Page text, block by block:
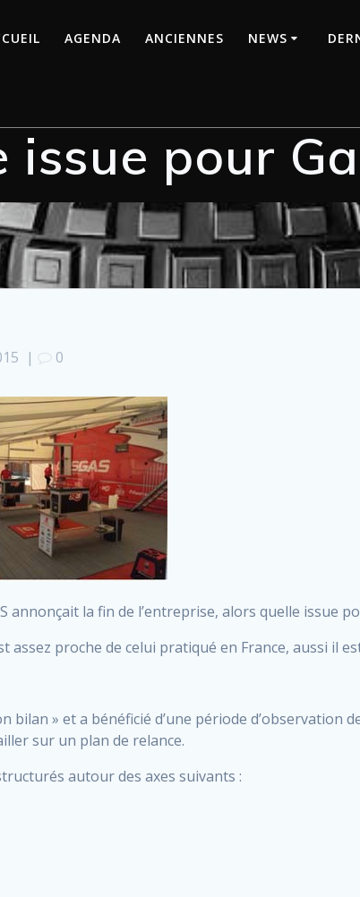
AGENDA ANCIENNES NEWS
issue pour
| 0
annonçait la fin de l’entreprise, alors quelle issue
proche de celui pratiqué en France, aussi il
bilan » et a bénéficié d’une période
sur un plan de relance.
autour des axes suivants :